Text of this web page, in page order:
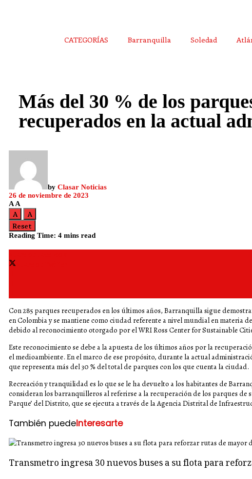
CATEGORÍAS Barranquilla Soledad
Más del 30 % de los
recuperados en la actual
by Clasar Noticias
26 de noviembre de 2023
A A
A
A
Reset
Reading Time: 4 mins read
Con 285 parques recuperados en los últimos años, Barranquilla sigue
en Colombia y se mantiene como ciudad referente a nivel mundial en materia
debido al reconocimiento otorgado por el WRI Ross Center for Sustainable
Este reconocimiento se debe a la apuesta de los últimos años por la
el medioambiente. En el marco de ese propósito, durante la actual
que representa más del 30 % del total de parques con los que cuenta la ciudad.
Recreación y tranquilidad es lo que se le ha devuelto a los habitantes de
consideran los barranquilleros al referirse a la recuperación de los parques de
Parque’ del Distrito, que se ejecuta a través de la Agencia Distrital de
También puedeInteresarte
Transmetro ingresa 30 nuevos buses a su flota para